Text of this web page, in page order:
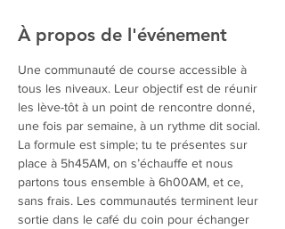
À propos de l'événement
Une communauté de course accessible à
tous les niveaux. Leur objectif est de réunir
les lève-tôt à un point de rencontre donné,
une fois par semaine, à un rythme dit social.
La formule est simple; tu te présentes sur
place à 5h45AM, on s’échauffe et nous
partons tous ensemble à 6h00AM, et ce,
sans frais. Les communautés terminent leur
sortie dans le café du coin pour échanger